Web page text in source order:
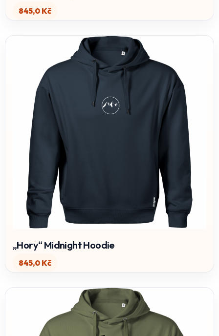
845,0 Kč
„Hory“ Midnight Hoodie
845,0 Kč